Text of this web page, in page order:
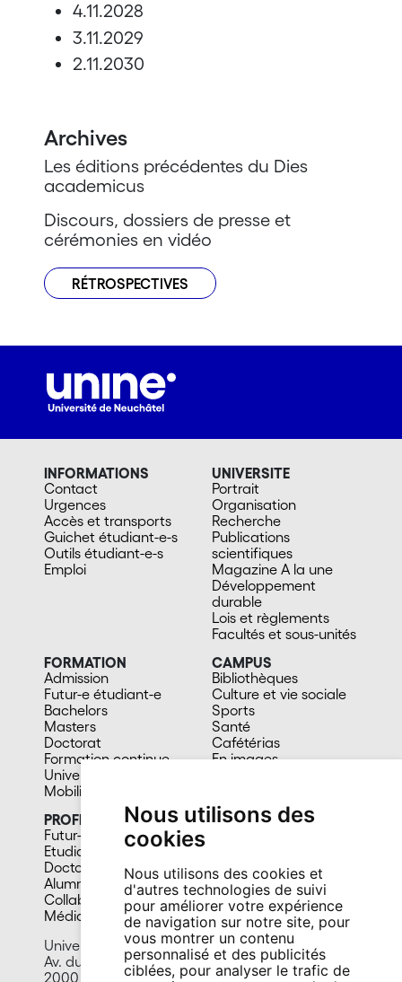
Nous utilisons des
cookies
Nous utilisons des cookies et
d'autres technologies de suivi
pour améliorer votre expérience
de navigation sur notre site, pour
vous montrer un contenu
personnalisé et des publicités
ciblées, pour analyser le trafic de
4.11.2028
3.11.2029
2.11.2030
Archives
Les éditions précédentes du Dies
academicus
Discours, dossiers de presse et
cérémonies en vidéo
RÉTROSPECTIVES
INFORMATIONS
Contact
Urgences
Accès et transports
Guichet étudiant-e-s
Outils étudiant-e-s
Emploi
UNIVERSITE
Portrait
Organisation
Recherche
Publications
scientifiques
Magazine A la une
Développement
durable
Lois et règlements
Facultés et sous-unités
FORMATION
Admission
Futur-e étudiant-e
Bachelors
Masters
Doctorat
Formation continue
Université du 3e âge
Mobilité
CAMPUS
Bibliothèques
Culture et vie sociale
Sports
Santé
Cafétérias
En images
PROFIL
Futur-e étudiant-e
Etudiant-e
Doctorant-e
Alumni
Collaborateur-trice
Média
Université de Neuchâtel
Av. du 1er-Mars 26
2000 Neuchâtel